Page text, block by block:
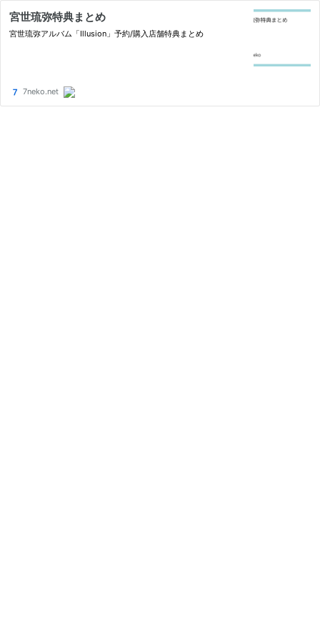
宮世琉弥特典まとめ
宮世琉弥アルバム「Illusion」予約/購入店舗特典まとめ
7neko.net